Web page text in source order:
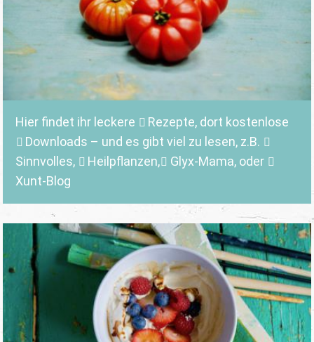
Hier findet ihr leckere Rezepte, dort kostenlose
Downloads – und es gibt viel zu lesen, z.B.
Sinnvolles, Heilpflanzen, Glyx-Mama,oder
Xunt-Blog